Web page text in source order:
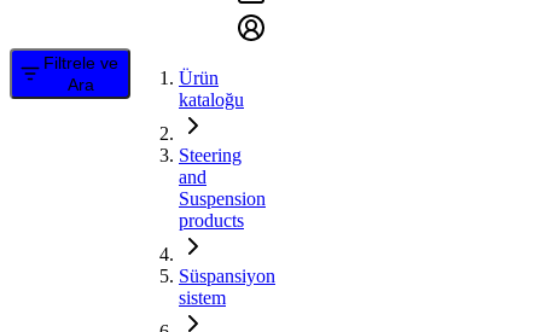
Filtrele ve
Ara
Ürün
kataloğu
Steering
and
Suspension
products
Süspansiyon
sistem